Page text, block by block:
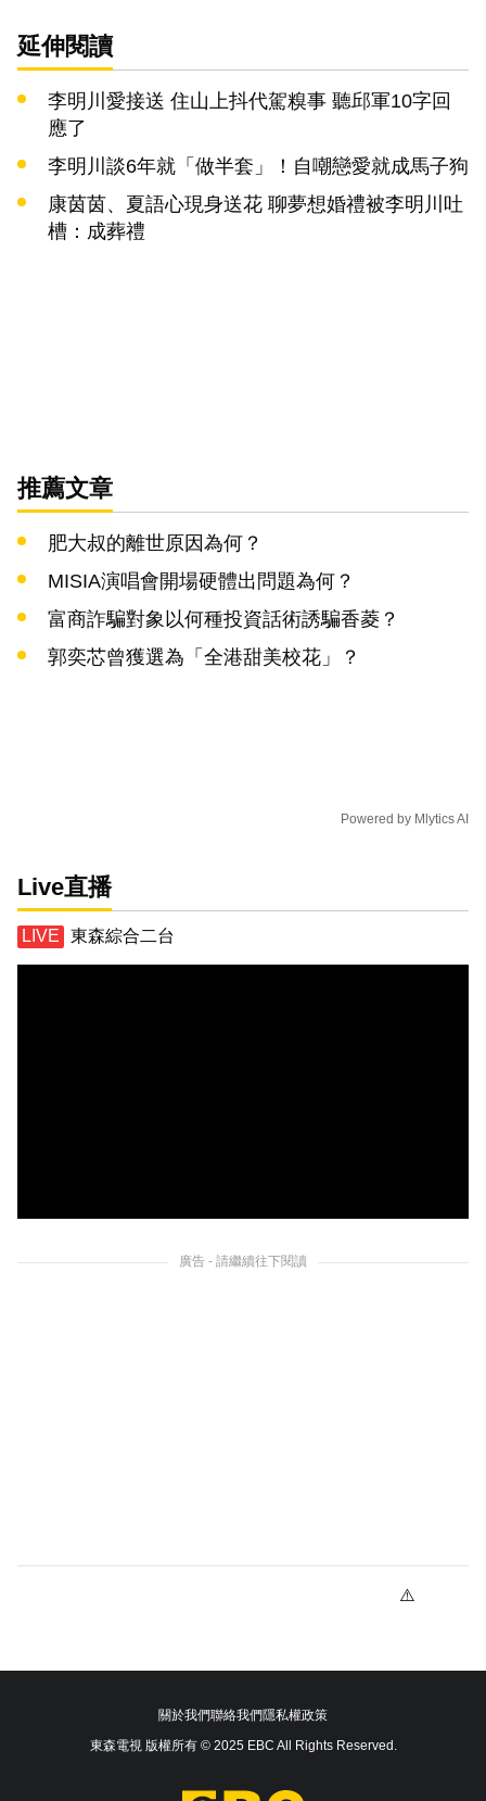
延伸閱讀
李明川愛接送 住山上抖代駕糗事 聽邱軍10字回
應了
李明川談6年就「做半套」！自嘲戀愛就成馬子狗
康茵茵、夏語心現身送花 聊夢想婚禮被李明川吐
槽：成葬禮
推薦文章
肥大叔的離世原因為何？
MISIA演唱會開場硬體出問題為何？
富商詐騙對象以何種投資話術誘騙香菱？
郭奕芯曾獲選為「全港甜美校花」？
Powered by Mlytics AI
Live直播
東森綜合二台
廣告 - 請繼續往下閱讀
關於我們聯絡我們隱私權政策
東森電視 版權所有 © 2025 EBC All Rights Reserved.